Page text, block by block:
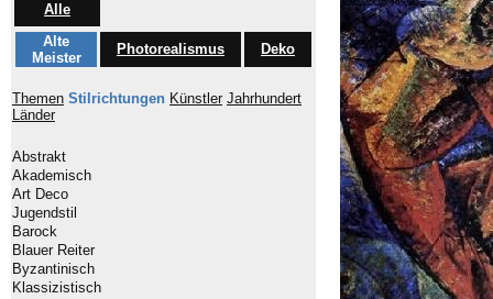
Alle
Alte
Meister
Photorealismus Deko
Themen Stilrichtungen Künstler Jahrhundert
Länder
Abstrakt
Akademisch
Art Deco
Jugendstil
Barock
Blauer Reiter
Byzantinisch
Klassizistisch